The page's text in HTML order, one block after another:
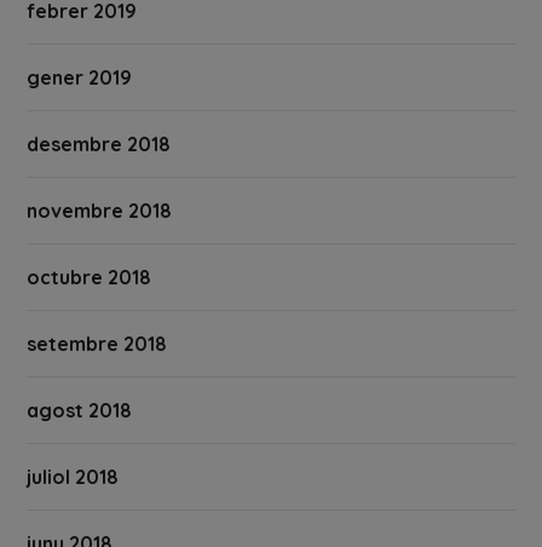
febrer 2019
gener 2019
desembre 2018
novembre 2018
octubre 2018
setembre 2018
agost 2018
juliol 2018